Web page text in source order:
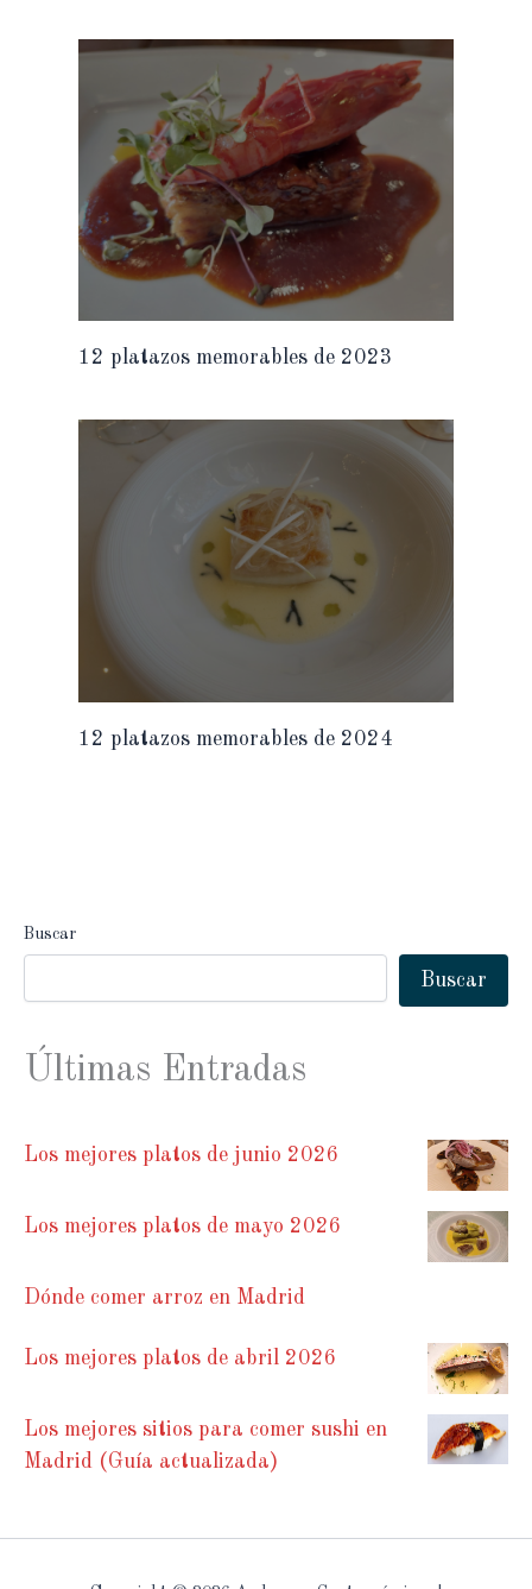
12 platazos memorables de 2023
12 platazos memorables de 2024
Buscar
Buscar
Últimas Entradas
Los mejores platos de junio 2026
Los mejores platos de mayo 2026
Dónde comer arroz en Madrid
Los mejores platos de abril 2026
Los mejores sitios para comer sushi en
Madrid (Guía actualizada)